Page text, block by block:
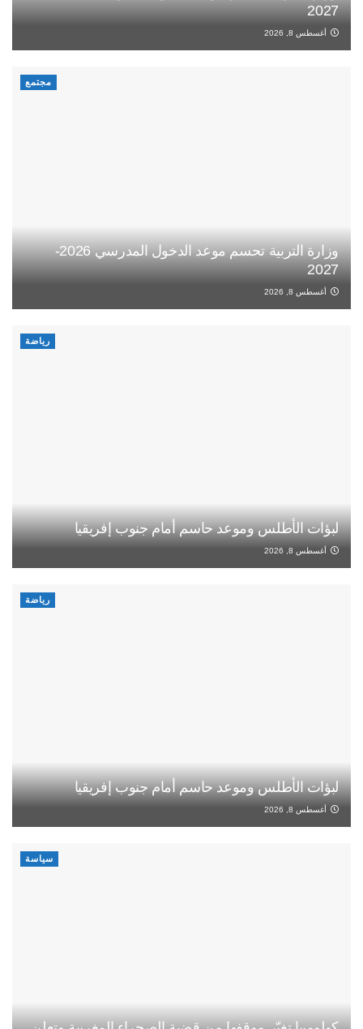
2027
أغسطس 8, 2026
مجتمع
وزارة التربية تحسم موعد الدخول المدرسي 2026-
2027
أغسطس 8, 2026
رياضة
لبؤات الأطلس وموعد حاسم أمام جنوب إفريقيا
أغسطس 8, 2026
رياضة
لبؤات الأطلس وموعد حاسم أمام جنوب إفريقيا
أغسطس 8, 2026
سياسة